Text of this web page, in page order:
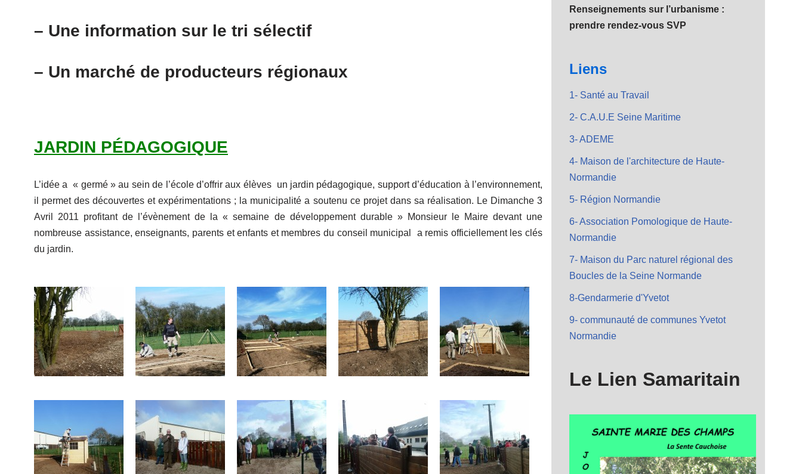
– Une information sur le tri sélectif
– Un marché de producteurs régionaux
JARDIN PÉDAGOGIQUE
L’idée a « germé » au sein de l’école d’offrir aux élèves un jardin pédagogique, support d’éducation à l’environnement,
il permet des découvertes et expérimentations ; la municipalité a soutenu ce projet dans sa réalisation. Le Dimanche 3
Avril 2011 profitant de l’évènement de la « semaine de développement durable » Monsieur le Maire devant une
nombreuse assistance, enseignants, parents et enfants et membres du conseil municipal a remis officiellement les clés
du jardin.
Renseignements sur l’urbanisme :
prendre rendez-vous SVP
Liens
1- Santé au Travail
2- C.A.U.E Seine Maritime
3- ADEME
4- Maison de l'architecture de Haute-
Normandie
5- Région Normandie
6- Association Pomologique de Haute-
Normandie
7- Maison du Parc naturel régional des
Boucles de la Seine Normande
8-Gendarmerie d'Yvetot
9- communauté de communes Yvetot
Normandie
Le Lien Samaritain